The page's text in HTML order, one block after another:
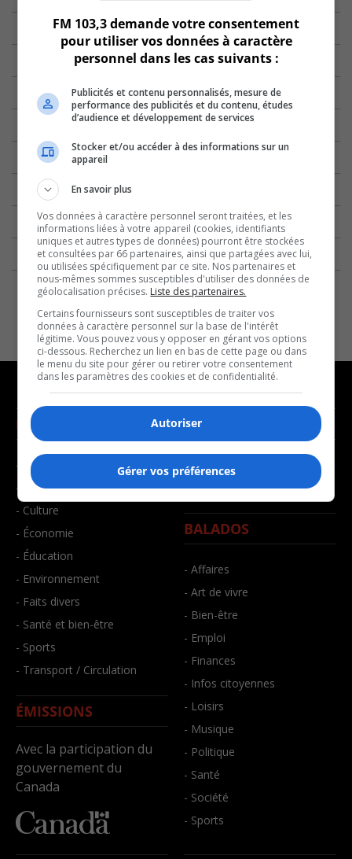
NOUVELLES
- Affaires municipales
- Communauté / Social
- Culture
- Économie
- Éducation
- Environnement
- Faits divers
- Santé et bien-être
- Sports
- Transport / Circulation
ÉMISSIONS
Avec la participation du
gouvernement du
Canada
MUSIQUE
- Décompte franco
- Joué récemment
BALADOS
- Affaires
- Art de vivre
- Bien-être
- Emploi
- Finances
- Infos citoyennes
- Loisirs
- Musique
- Politique
- Santé
- Société
- Sports
FM 103,3 demande votre consentement
pour utiliser vos données à caractère
personnel dans les cas suivants :
Publicités et contenu personnalisés, mesure de
performance des publicités et du contenu, études
d’audience et développement de services
Stocker et/ou accéder à des informations sur un
appareil
En savoir plus
Vos données à caractère personnel seront traitées, et les
informations liées à votre appareil (cookies, identifiants
uniques et autres types de données) pourront être stockées
et consultées par 66 partenaires, ainsi que partagées avec lui,
ou utilisées spécifiquement par ce site. Nos partenaires et
nous-mêmes sommes susceptibles d'utiliser des données de
géolocalisation précises. Liste des partenaires.
Certains fournisseurs sont susceptibles de traiter vos
données à caractère personnel sur la base de l'intérêt
légitime. Vous pouvez vous y opposer en gérant vos options
ci-dessous. Recherchez un lien en bas de cette page ou dans
le menu du site pour gérer ou retirer votre consentement
dans les paramètres des cookies et de confidentialité.
Autoriser
Gérer vos préférences